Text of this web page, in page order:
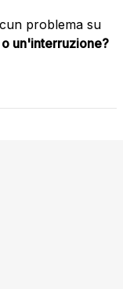
problema su
un'interruzione?